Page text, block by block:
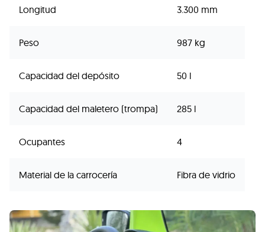
Longitud 3.300 mm
Peso 987 kg
Capacidad del depósito 50 l
Capacidad del maletero (trompa) 285 l
Ocupantes 4
Material de la carrocería Fibra de vidrio